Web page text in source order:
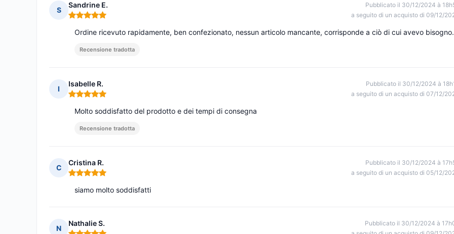
S
Sandrine E.
Nota: 5 su 5
Pubblicato il 30/12/2024 à
a seguito di un acquisto di 09/12/
Ordine ricevuto rapidamente, ben confezionato, nessun articolo mancante, corrisponde a ciò di cui avevo bisogno.
Recensione tradotta
I
Isabelle R.
Nota: 5 su 5
Pubblicato il 30/12/2024 à
a seguito di un acquisto di 07/12/
Molto soddisfatto del prodotto e dei tempi di consegna
Recensione tradotta
C
Cristina R.
Nota: 5 su 5
Pubblicato il 30/12/2024 à
a seguito di un acquisto di 05/12/
siamo molto soddisfatti
N
Nathalie S.
Pubblicato il 30/12/2024 à